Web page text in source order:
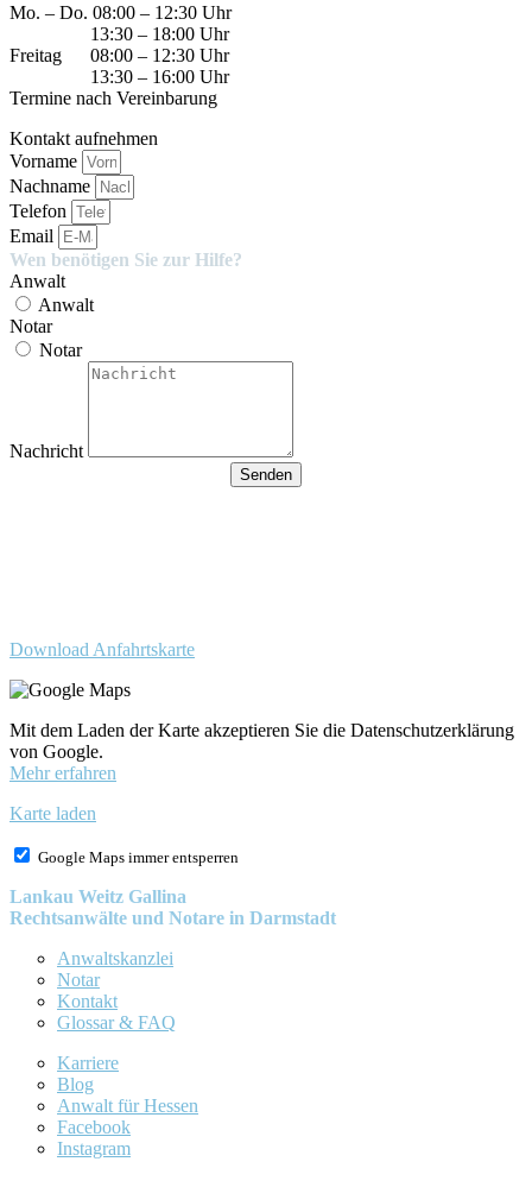
Mo. – Do. 08:00 – 12:30 Uhr
13:30 – 18:00 Uhr
Freitag 08:00 – 12:30 Uhr
13:30 – 16:00 Uhr
Termine nach Vereinbarung
Kontakt aufnehmen
Vorname
Nachname
Telefon
Email
Wen benötigen Sie zur Hilfe?
Anwalt
Anwalt
Notar
Notar
Nachricht
Senden
Download Anfahrtskarte
Mit dem Laden der Karte akzeptieren Sie die Datenschutzerklärung
von Google.
Mehr erfahren
Karte laden
Google Maps immer entsperren
Lankau Weitz Gallina
Rechtsanwälte und Notare in Darmstadt
Anwaltskanzlei
Notar
Kontakt
Glossar & FAQ
Karriere
Blog
Anwalt für Hessen
Facebook
Instagram